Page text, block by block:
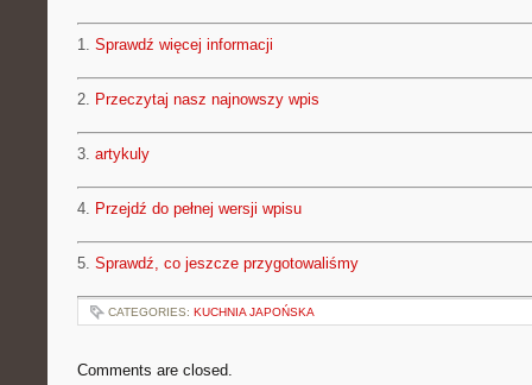
1. Sprawdź więcej informacji
2. Przeczytaj nasz najnowszy wpis
3. artykuly
4. Przejdź do pełnej wersji wpisu
5. Sprawdź, co jeszcze przygotowaliśmy
CATEGORIES: KUCHNIA JAPOŃSKA
Comments are closed.